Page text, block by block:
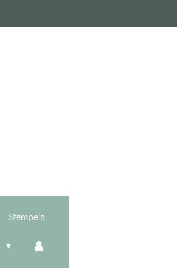
Stempels